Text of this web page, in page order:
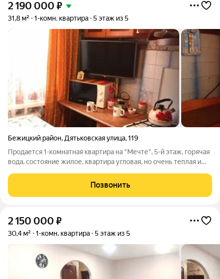
2 190 000 ₽
31,8 м² 1-комн. квартира 5 этаж из 5
Бежицкий район, Дятьковская улица,119
Продается 1-комнатная квартира на "Мечте", 5-й этаж, горячая
вода, состояние жилое, квартира угловая, но очень теплая и
идеальное на Новом городке, в шаговой доступности
несколько Школ, детских
Позвонить
2 150 000 ₽
30,4 м² 1-комн. квартира 5 этаж из 5